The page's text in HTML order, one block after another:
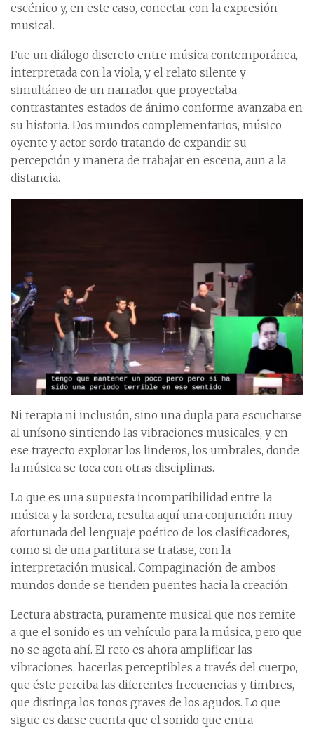
escénico y, en este caso, conectar con la expresión
musical.
Fue un diálogo discreto entre música contemporánea,
interpretada con la viola, y el relato silente y
simultáneo de un narrador que proyectaba
contrastantes estados de ánimo conforme avanzaba en
su historia. Dos mundos complementarios, músico
oyente y actor sordo tratando de expandir su
percepción y manera de trabajar en escena, aun a la
distancia.
Ni terapia ni inclusión, sino una dupla para escucharse
al unísono sintiendo las vibraciones musicales, y en
ese trayecto explorar los linderos, los umbrales, donde
la música se toca con otras disciplinas.
Lo que es una supuesta incompatibilidad entre la
música y la sordera, resulta aquí una conjunción muy
afortunada del lenguaje poético de los clasificadores,
como si de una partitura se tratase, con la
interpretación musical. Compaginación de ambos
mundos donde se tienden puentes hacia la creación.
Lectura abstracta, puramente musical que nos remite
a que el sonido es un vehículo para la música, pero que
no se agota ahí. El reto es ahora amplificar las
vibraciones, hacerlas perceptibles a través del cuerpo,
que éste perciba las diferentes frecuencias y timbres,
que distinga los tonos graves de los agudos. Lo que
sigue es darse cuenta que el sonido que entra